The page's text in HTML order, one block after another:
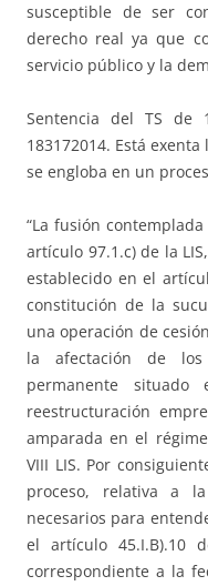
susceptible de ser
derecho real ya que
servicio público y la
Sentencia del TS de
183172014. Está
se engloba en un
“La fusión
artículo 97.1.c) de la
establecido en el
constitución de la
una operación de
la afectación de
permanente
reestructuración
amparada en el
VIII LIS. Por
proceso, relativa a
necesarios para
el artículo 45.I.B).10
correspondiente a la